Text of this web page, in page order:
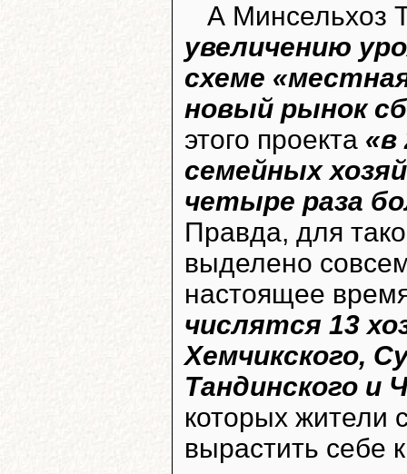
А Минсельхоз
увеличению
схеме
новый рынок
этого проекта «в
семейных
четыре раза
Правда, для
выделено
настоящее
числятся 13
Хемчикского,
Тандинского и
которых жители
вырастить себе